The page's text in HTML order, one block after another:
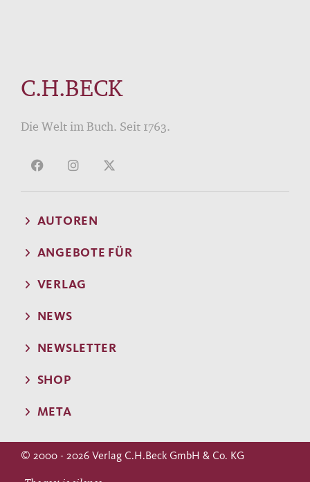
C.H.BECK
Die Welt im Buch. Seit 1763.
AUTOREN
ANGEBOTE FÜR
VERLAG
NEWS
NEWSLETTER
SHOP
META
© 2000 - 2026 Verlag C.H.Beck GmbH & Co. KG